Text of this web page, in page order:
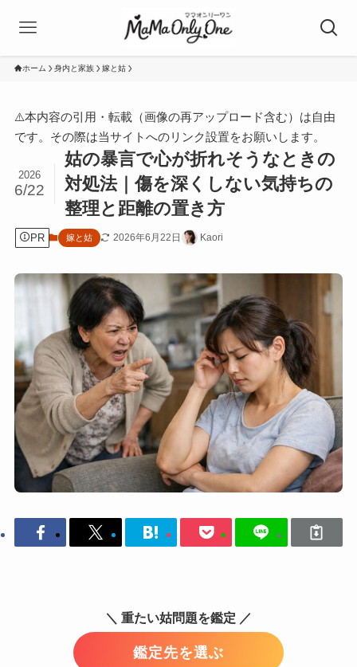
ホーム 身内と家族 嫁と姑
⚠️本内容の引用・転載（画像の再アップロード含む）は自由
です。その際は当サイトへのリンク設置をお願いします。
姑の暴言で心が折れそうなときの
対処法｜傷を深くしない気持ちの
整理と距離の置き方
2026
6/22
PR 嫁と姑 2026年6月22日 Kaori
＼ 重たい姑問題を鑑定 ／
鑑定先を選ぶ